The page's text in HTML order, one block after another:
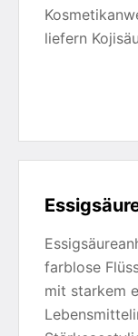
liefern
farblose
mit starkem